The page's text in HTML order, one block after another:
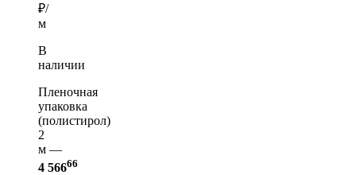
₽/
м
В
наличии
Пленочная
упаковка
(полистирол)
2
м —
4 56666